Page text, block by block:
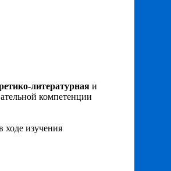
литературная и
компетенции
ходе изучения